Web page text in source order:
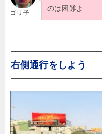
ゴリ子
のは困難よ
右側通行をしよう